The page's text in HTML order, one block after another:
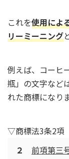
これを使用によ
リーミーニング
例えば、コーヒ
瓶」の文字など
れた商標になり
▽商標法3条2項
２
前項第三